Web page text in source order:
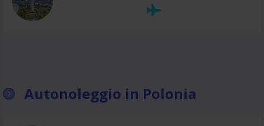
Autonoleggio in Polonia